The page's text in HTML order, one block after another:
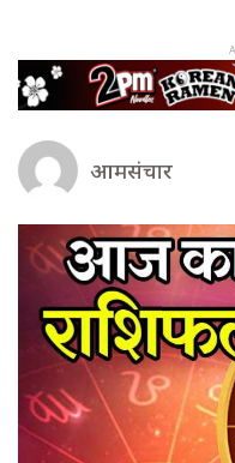
आमसंचार